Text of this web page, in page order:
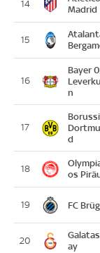
14
Madrid
15
16
Bayer
n
17
d
18
os
19 FC
20
ay